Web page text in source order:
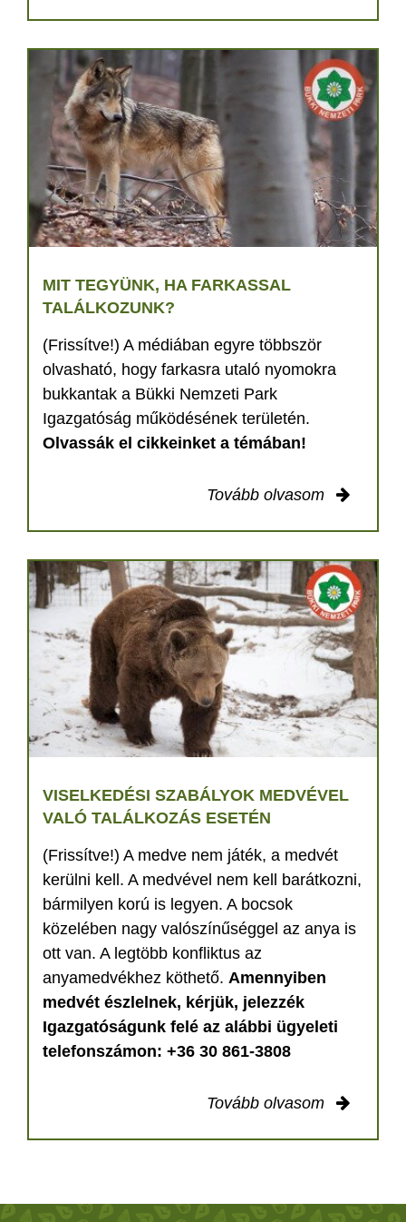
MIT TEGYÜNK, HA FARKASSAL
TALÁLKOZUNK?
(Frissítve!) A médiában egyre többször
olvasható, hogy farkasra utaló nyomokra
bukkantak a Bükki Nemzeti Park
Igazgatóság működésének területén.
Olvassák el cikkeinket a témában!
Tovább olvasom
VISELKEDÉSI SZABÁLYOK MEDVÉVEL
VALÓ TALÁLKOZÁS ESETÉN
(Frissítve!) A medve nem játék, a medvét
kerülni kell. A medvével nem kell barátkozni,
bármilyen korú is legyen. A bocsok
közelében nagy valószínűséggel az anya is
ott van. A legtöbb konfliktus az
anyamedvékhez köthető. Amennyiben
medvét észlelnek, kérjük, jelezzék
Igazgatóságunk felé az alábbi ügyeleti
telefonszámon: +36 30 861-3808
Tovább olvasom